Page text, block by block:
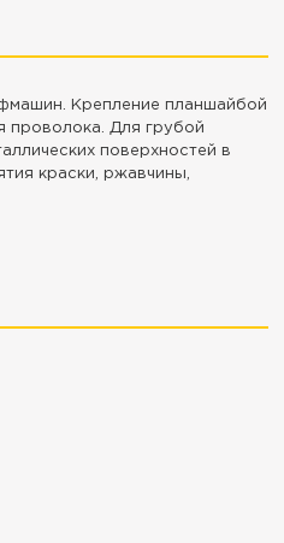
Крепление планшайбой
проволока. Для грубой
поверхностей в
краски, ржавчины,